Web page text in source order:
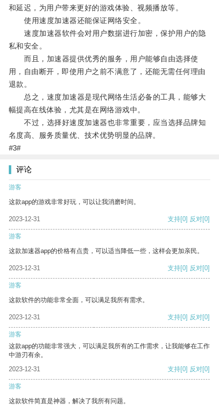
和延迟，为用户带来更好的游戏体验、视频播放等。
使用速度加速器还能保证网络安全。
速度加速器软件会对用户数据进行加密，保护用户的隐
私和安全。
而且，加速器提供优秀的服务，用户能够自由选择使
用，自由断开，即使用户之前不满意了，还能无需任何理由
退款。
总之，速度加速器是现代网络生活必备的工具，能够大
幅提高在线体验，尤其是在网络游戏中。
不过，选择好速度加速器也非常重要，应当选择品牌知
名度高、服务质量优、技术优势明显的品牌。
#3#
评论
游客
这款app的游戏非常好玩，可以让我消磨时间。
2023-12-31 支持[0] 反对[0]
游客
这款加速器app的价格有点贵，可以适当降低一些，这样会更加亲民。
2023-12-31 支持[0] 反对[0]
游客
这款软件的功能非常全面，可以满足我所有需求。
2023-12-31 支持[0] 反对[0]
游客
这款app的功能非常强大，可以满足我所有的工作需求，让我能够在工作
中游刃有余。
2023-12-31
支持[0] 反对[0]
游客
这款软件简直是神器，解决了我所有问题。